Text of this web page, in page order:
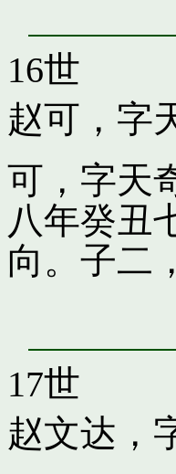
16世
赵可，字
可，字天
八年癸丑
向。子二
17世
赵文达，